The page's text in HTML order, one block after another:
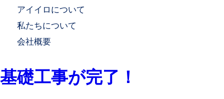
アイイロについて
私たちについて
会社概要
基礎工事が完了！